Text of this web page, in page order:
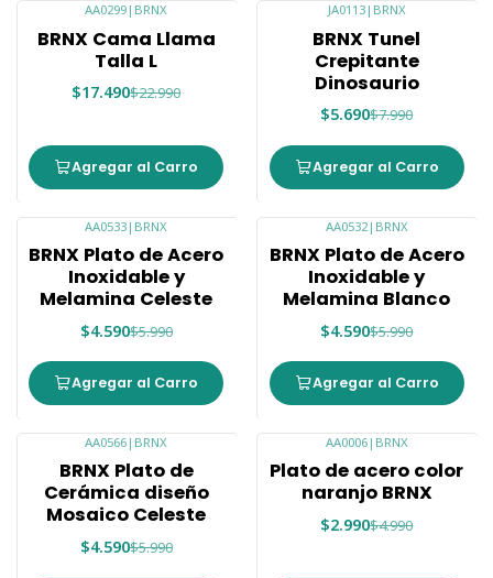
AA0299 | BRNX
BRNX Cama Llama
Talla L
$17.490$22.990
Agregar al Carro
JA0113| BRNX
BRNX Tunel
Crepitante
Dinosaurio
$5.690$7.990
Agregar al Carro
AA0533 | BRNX
BRNX Plato de Acero
Inoxidable y
Melamina Celeste
$4.590$5.990
Agregar al Carro
AA0532| BRNX
BRNX Plato de Acero
Inoxidable y
Melamina Blanco
$4.590$5.990
Agregar al Carro
Nuevo
AA0566 | BRNX
BRNX Plato de
Cerámica diseño
Mosaico Celeste
$4.590$5.990
Agotado
AA0006| BRNX
Plato de acero color
naranjo BRNX
$2.990$4.990